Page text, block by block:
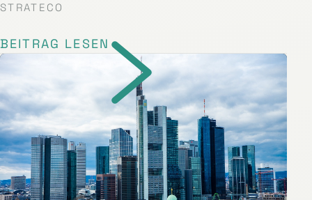
STRATECO
BEITRAG LESEN